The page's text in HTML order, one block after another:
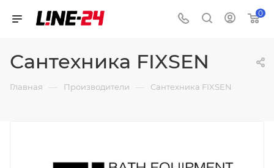
0
Сантехника FIXSEN
Главная — Производители — Сантехника FIXSEN